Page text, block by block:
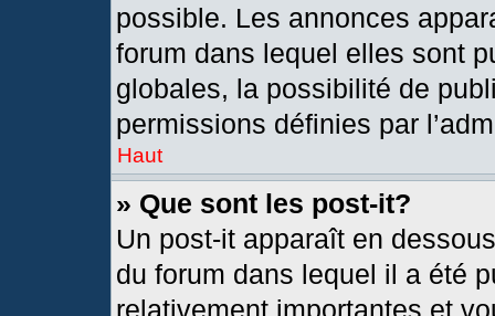
possible. Les annonces
forum dans lequel elles sont
globales, la possibilité de
permissions définies par
Haut
» Que sont les post-it?
Un post-it apparaît en
du forum dans lequel il a été
relativement importantes et